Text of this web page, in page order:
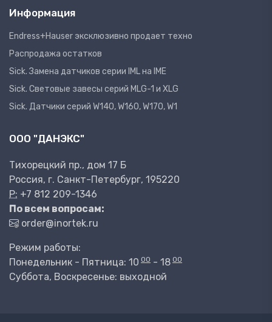
Информация
Endress+Hauser эксклюзивно продает техно
Распродажа остатков
Sick. Замена датчиков серии IML на IME
Sick. Световые завесы серий MLG-1 и XLG
Sick. Датчики серий W140, W160, W170, W1
ООО "ДАНЭКС"
Тихорецкий пр., дом 17 Б
Россия, г. Санкт-Петербург, 195220
P: +7 812 209-1346
По всем вопросам:
order@inortek.ru
Режим работы:
Понедельник - Пятница: 10 00 - 18 00
Суббота, Воскресенье: выходной